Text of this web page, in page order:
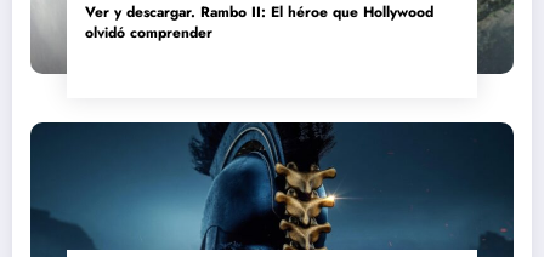
Ver y descargar. Rambo II: El héroe que Hollywood
olvidó comprender